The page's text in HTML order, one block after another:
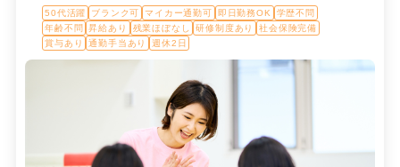
50代活躍 ブランク可 マイカー通勤可 即日勤務OK
学歴不問
年齢不問
昇給あり 残業ほぼなし 研修制度あり
社会保険完備
賞与あり
通勤手当あり 週休2日